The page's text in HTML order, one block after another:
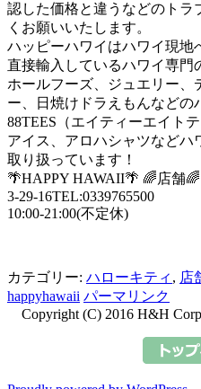
認した価格と違うなどのトラ
くお願いいたします。
ハッピーハワイはハワイ現地
直接輸入しているハワイ専門
ホールフーズ、ジュエリー、
ー、日焼けドラえもんなどの
88TEES（エイティーエイト
アイス、アロハシャツなどハ
取り扱っています！
🌴HAPPY HAWAII🌴 🌈店舗
3-29-16TEL:0339765500
10:00-21:00(不定休)
カテゴリー: ハローキティ , 店
happyhawaii パーマリンク
Copyright (C) 2016 H&H